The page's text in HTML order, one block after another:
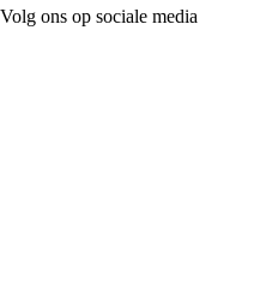
Volg ons op sociale media